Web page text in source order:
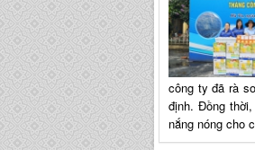
công ty đã rà
định. Đồng
nắng nóng cho